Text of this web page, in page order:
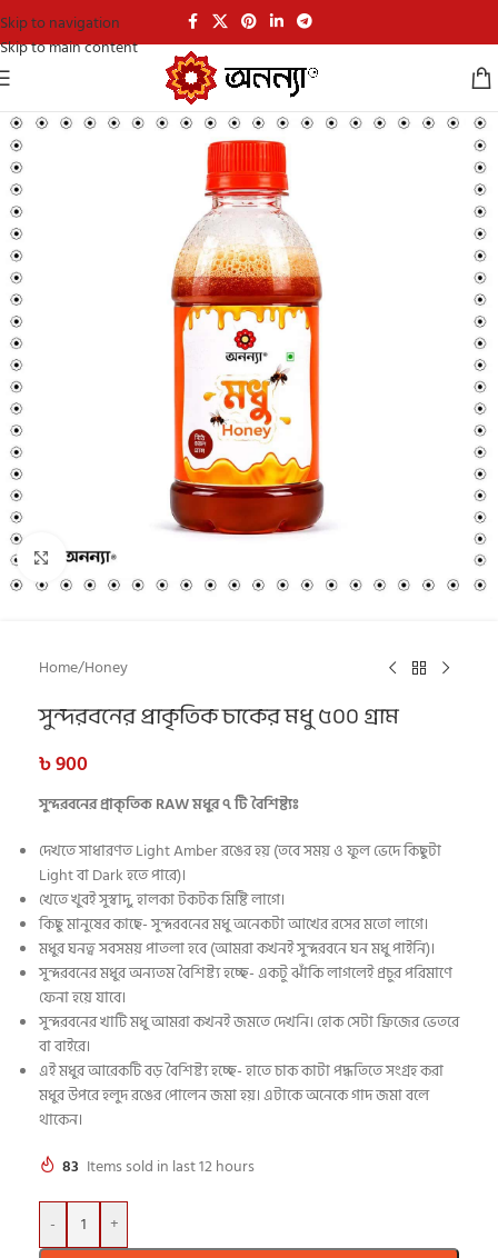
Skip to navigation
Skip to main content
Click to enlarge
Home/Honey
সুন্দরবনের প্রাকৃতিক চাকের মধু ৫০০ গ্রাম
৳900
সুন্দরবনের প্রাকৃতিক RAW মধুর ৭ টি বৈশিষ্ট্যঃ
দেখতে সাধারণত Light Amber রঙের হয় (তবে সময় ও ফুল ভেদে কিছুটা
Light বা Dark হতে পারে)।
খেতে খুবই সুস্বাদু, হালকা টকটক মিষ্টি লাগে।
কিছু মানুষের কাছে- সুন্দরবনের মধু অনেকটা আখের রসের মতো লাগে।
মধুর ঘনত্ব সবসময় পাতলা হবে (আমরা কখনই সুন্দরবনে ঘন মধু পাইনি)।
সুন্দরবনের মধুর অন্যতম বৈশিষ্ট্য হচ্ছে- একটু ঝাঁকি লাগলেই প্রচুর পরিমাণে
ফেনা হয়ে যাবে।
সুন্দরবনের খাটি মধু আমরা কখনই জমতে দেখনি। হোক সেটা ফ্রিজের ভেতরে
বা বাইরে।
এই মধুর আরেকটি বড় বৈশিষ্ট্য হচ্ছে- হাতে চাক কাটা পদ্ধতিতে সংগ্রহ করা
মধুর উপরে হলুদ রঙের পোলেন জমা হয়। এটাকে অনেকে গাদ জমা বলে
থাকেন।
83 Items sold in last 12 hours
- +